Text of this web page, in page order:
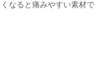
なると痛みやすい素材で